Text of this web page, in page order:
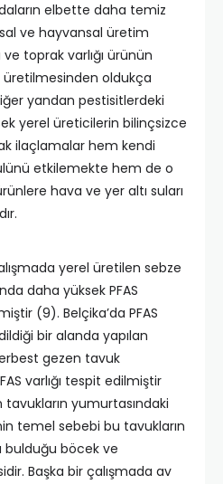
elbette daha temiz
ve hayvansal üretim
toprak varlığı ürünün
oldukça
yandan pestisitlerdeki
yerel üreticilerin bilinçsizce
ilaçlamalar hem kendi
etkilemekte hem de o
hava ve yer altı suları
yerel üretilen sebze
daha yüksek PFAS
(9). Belçika’da PFAS
bir alanda yapılan
gezen tavuk
varlığı tespit edilmiştir
yumurtasındaki
temel sebebi bu tavukların
böcek ve
Başka bir çalışmada av